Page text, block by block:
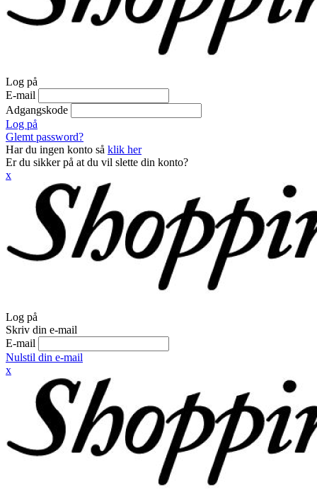
Log på
E-mail
Adgangskode
Log på
Glemt password?
Har du ingen konto så klik her
Er du sikker på at du vil slette din konto?
x
Log på
Skriv din e-mail
E-mail
Nulstil din e-mail
x